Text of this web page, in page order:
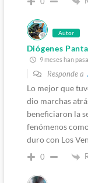
Autor
Diógenes
9 meses han
Responde a
Lo mejor que
dio marchas
beneficiaron la
fenómenos
duro con Los
0